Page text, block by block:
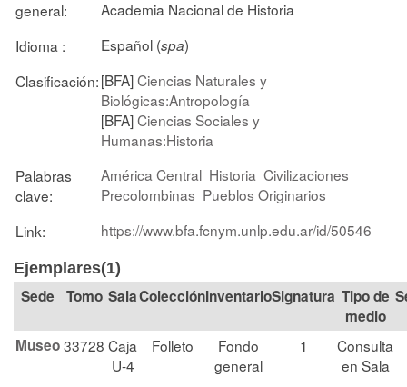
general:
Academia Nacional de Historia
Idioma :
Español (spa)
Clasificación:[BFA]Ciencias Naturales y
Biológicas:Antropología
[BFA]Ciencias Sociales y
Humanas:Historia
Palabras
clave:
América Central Historia Civilizaciones
Precolombinas Pueblos Originarios
Link:
https://www.bfa.fcnym.unlp.edu.ar/id/50546
Ejemplares(1)
Tomo SalaColección Signatura Tipo de
medio
Museo33728 Caja
U-4
Folleto
Fondo
general
1
Consulta
en Sala